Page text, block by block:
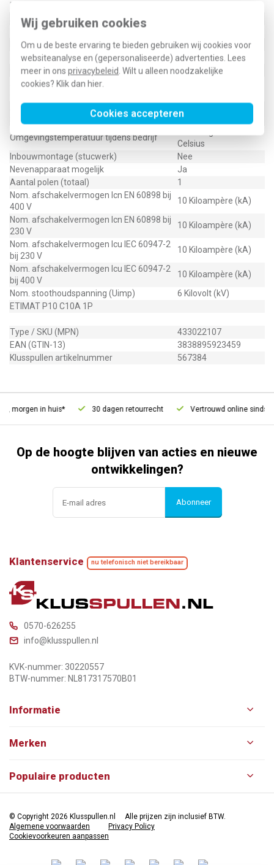
Wij gebruiken cookies
Om u de beste ervaring te bieden gebruiken wij cookies voor
websiteanalyse en (gepersonaliseerde) advertenties. Lees
meer in ons privacybeleid . Wilt u alleen noodzakelijke
cookies? Klik dan hier
Cookies accepteren
Beschermingsgraad (IP)
Aantal beveiligde polen
Meeschakelende nul
Nom. afschakelvermogen EN 60898
Nom. afschakelvermogen IEC 60947-2
Geschikt voor inbouwinstallatie (stucwerk)
Aansluitbare geleiderdoorsnede
Aansluitbare geleiderdoorsnede
meerdraads
millimeter
Omgevingstemperatuur tijdens bedrijf
Celsius
Inbouwmontage (stucwerk)
Nee
Nevenapparaat mogelijk
Ja
Aantal polen (totaal)
1
Nom. afschakelvermogen Icn EN 60898 bij
400 V
10 Kiloampère (kA)
Nom. afschakelvermogen Icn EN 60898 bij
230 V
10 Kiloampère (kA)
Nom. afschakelvermogen Icu IEC 60947-2
bij 230 V
10 Kiloampère (kA)
Nom. afschakelvermogen Icu IEC 60947-2
bij 400 V
10 Kiloampère (kA)
Nom. stoothoudspanning (Uimp)
6 Kilovolt (kV)
ETIMAT P10 C10A 1P
Type / SKU (MPN)
433022107
EAN (GTIN-13)
3838895923459
Klusspullen artikelnummer
567384
morgen in huis* 30 dagen retourrecht Vertrouwd online sinds
Op de hoogte blijven van acties en nieuwe
ontwikkelingen?
Abonneer
Klantenservice nu telefonisch niet bereikbaar
0570-626255
info@klusspullen.nl
KVK-nummer: 30220557
BTW-nummer: NL817317570B01
Informatie
Merken
Populaire producten
© Copyright 2026 Klusspullen.nl
Alle prijzen zijn inclusief BTW.
Algemene voorwaarden
Privacy Policy
Cookievoorkeuren aanpassen